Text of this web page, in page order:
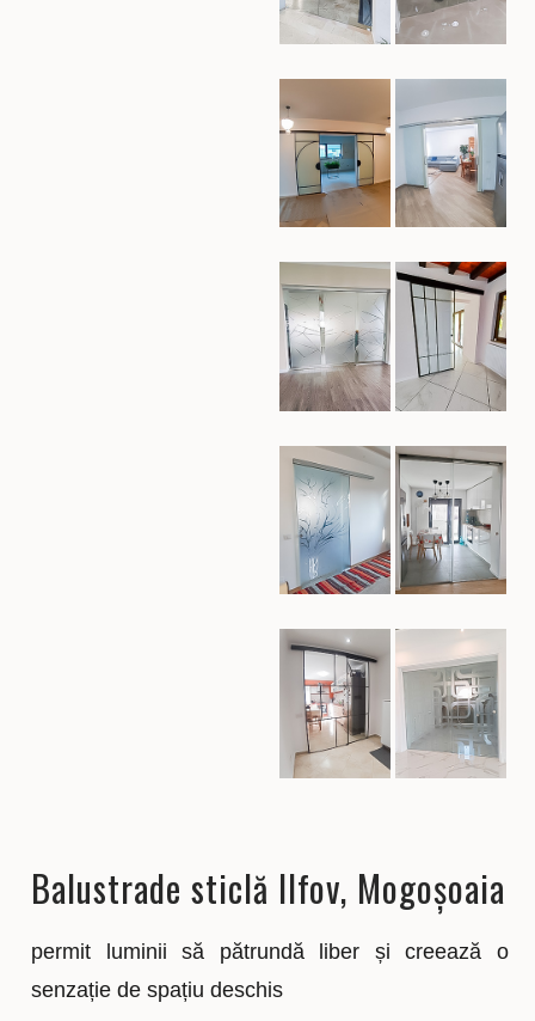
Balustrade sticlă Ilfov, Mogoșoaia
permit luminii să pătrundă liber și creează o
senzație de spațiu deschis